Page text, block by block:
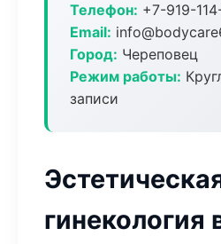
Телефон: +7-919-
Email:
Город: Череповец
Режим работы:
записи
гинекология